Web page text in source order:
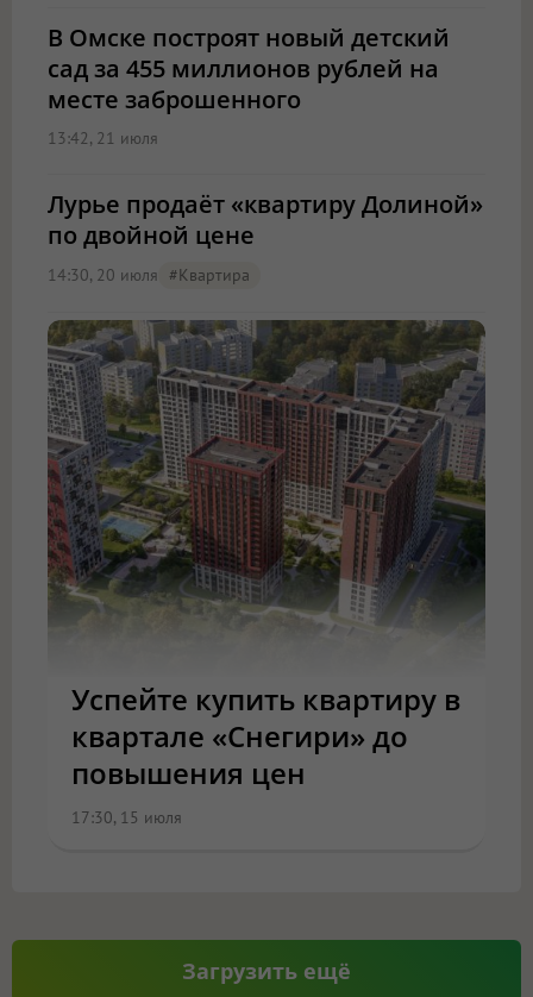
В Омске построят новый детский
сад за 455 миллионов рублей на
месте заброшенного
13:42, 21 июля
Лурье продаёт «квартиру Долиной»
по двойной цене
14:30, 20 июля #квартира
Успейте купить квартиру в
квартале «Снегири» до
повышения цен
17:30, 15 июля
Загрузить ещё